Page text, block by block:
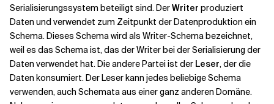
Serialisierungssystem beteiligt sind. DerWriter produziert
Daten und verwendet zum Zeitpunkt der Datenproduktion ein
Schema. Dieses Schema wird als Writer-Schemabezeichnet,
weil es das Schema ist, das der Writer bei der Serialisierung der
Daten verwendet hat. Die andere Partei ist der Leser, der die
Daten konsumiert. Der Leser kann jedes beliebige Schema
verwenden, auch Schemata aus einer ganz anderen Domäne.